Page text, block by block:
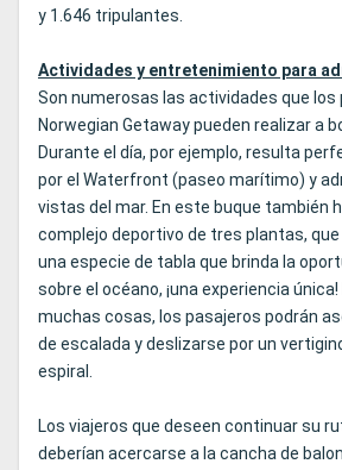
y 1.646 tripulantes.
Actividades y entretenimiento para
Son numerosas las actividades que los
Norwegian Getaway pueden realizar a
Durante el día, por ejemplo, resulta
por el Waterfront (paseo marítimo) y
vistas del mar. En este buque también
complejo deportivo de tres plantas, que
una especie de tabla que brinda la
sobre el océano, ¡una experiencia
muchas cosas, los pasajeros podrán
de escalada y deslizarse por un
espiral.
Los viajeros que deseen continuar su
deberían acercarse a la cancha de